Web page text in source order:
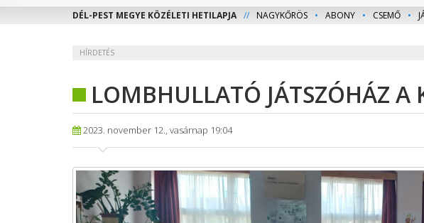
DÉL-PEST MEGYE KÖZÉLETI HETILAPJA // NAGYKŐRÖS • ABONY • CSEMŐ •
HÍRDETÉS
LOMBHULLATÓ JÁTSZÓHÁZ A
2023. november 12., vasárnap 19:04